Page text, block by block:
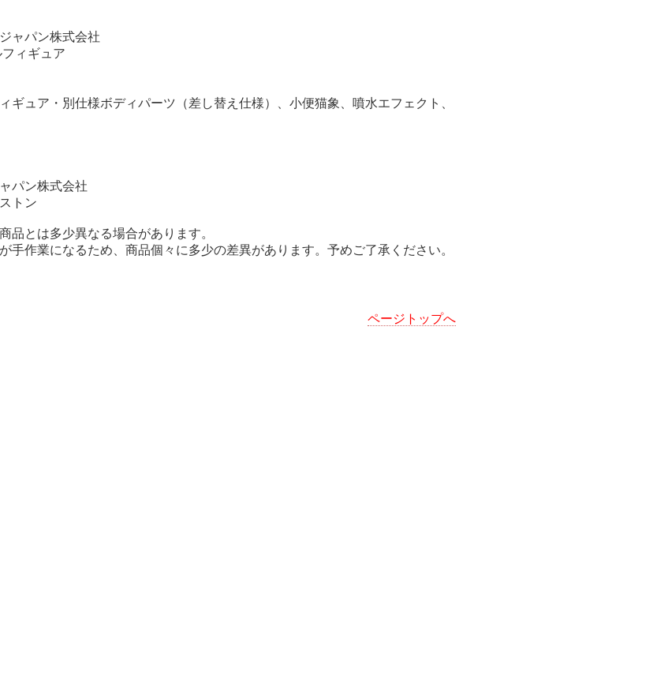
詳細
ャパン株式会社
ィギュア
ギュア・別仕様ボディパーツ（差し替え仕様）、小便猫象、噴水エフェクト、
パン株式会社
トン
品とは多少異なる場合があります。
手作業になるため、商品個々に多少の差異があります。予めご了承ください。
ページトップへ